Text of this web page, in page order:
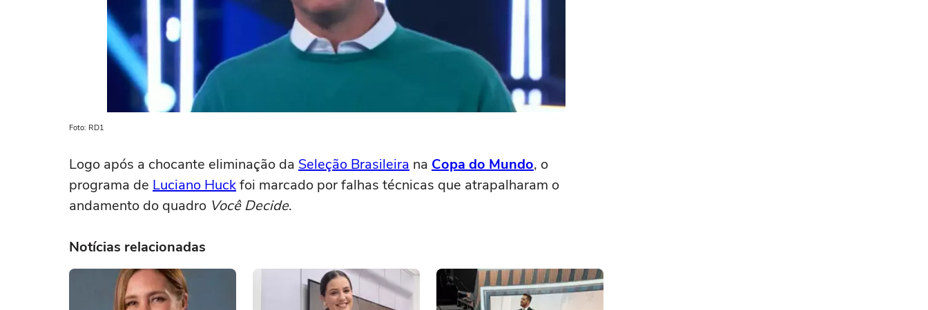
Foto: RD1
Logo após a chocante eliminação da Seleção Brasileira na Copa do Mundo, o
programa de Luciano Huckfoi marcado por falhas técnicas que atrapalharam o
andamento do quadro Você Decide.
Notícias relacionadas